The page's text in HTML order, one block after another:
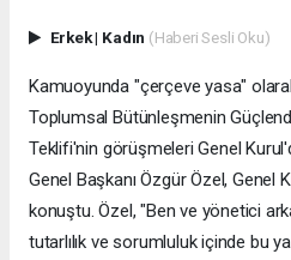
Erkek| Kadın (Haberi Sesli Oku)
Kamuoyunda "çerçeve yasa"
Toplumsal Bütünleşmenin
Teklifi'nin görüşmeleri Genel
Genel Başkanı Özgür Özel, Genel
konuştu. Özel, "Ben ve yönetici
tutarlılık ve sorumluluk içinde bu